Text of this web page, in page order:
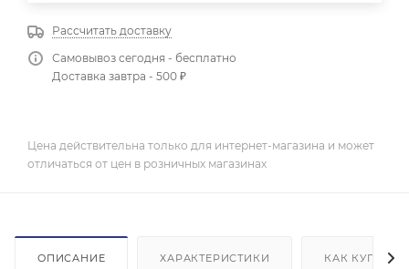
Рассчитать доставку
Самовывоз сегодня - бесплатно
Доставка завтра - 500 ₽
Цена действительна только для интернет-магазина и может
отличаться от цен в розничных магазинах
ОПИСАНИЕ ХАРАКТЕРИСТИКИ КАК КУПИТЬ